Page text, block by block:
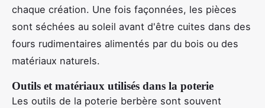
chaque création. Une fois façonnées, les pièces
sont séchées au soleil avant d'être cuites dans des
fours rudimentaires alimentés par du bois ou des
matériaux naturels.
Outils et matériaux utilisés dans la poterie
Les outils de la poterie berbère sont souvent